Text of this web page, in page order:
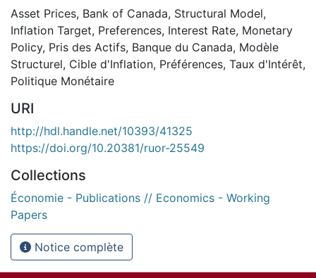
Asset Prices, Bank of Canada, Structural Model,
Inflation Target, Preferences, Interest Rate, Monetary
Policy, Pris des Actifs, Banque du Canada, Modèle
Structurel, Cible d'Inflation, Préférences, Taux d'Intérêt,
Politique Monétaire
URI
http://hdl.handle.net/10393/41325
https://doi.org/10.20381/ruor-25549
Collections
Économie - Publications // Economics - Working
Papers
Notice complète